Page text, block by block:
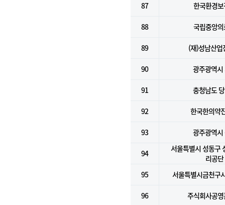
87 한국환경
88 국립중앙
89 (재)성남산업
90 광주광역시
91 충청남도
92 한국한의약
93 광주광역시
94
서울특별시 성동구
리공단
95
서울특별시금천구
96 주식회사공